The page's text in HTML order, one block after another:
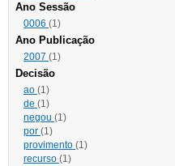
Ano Sessão
0006 (1)
Ano Publicação
2007 (1)
Decisão
ao (1)
de (1)
negou (1)
por (1)
provimento (1)
recurso (1)